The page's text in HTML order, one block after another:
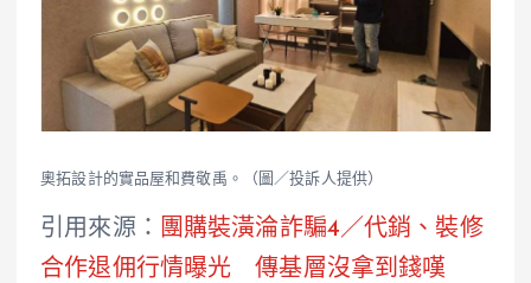
奧拓設計的實品屋和費敬禹。（圖／投訴人提供）
引用來源： 團購裝潢淪詐騙4／代銷、裝修
合作退佣行情曝光 傳基層沒拿到錢嘆